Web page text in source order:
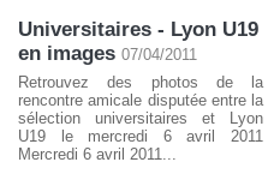
Universitaires - Lyon U19
en images 07/04/2011
Retrouvez des photos de la
rencontre amicale disputée entre la
sélection universitaires et Lyon
U19 le mercredi 6 avril 2011
Mercredi 6 avril 2011...